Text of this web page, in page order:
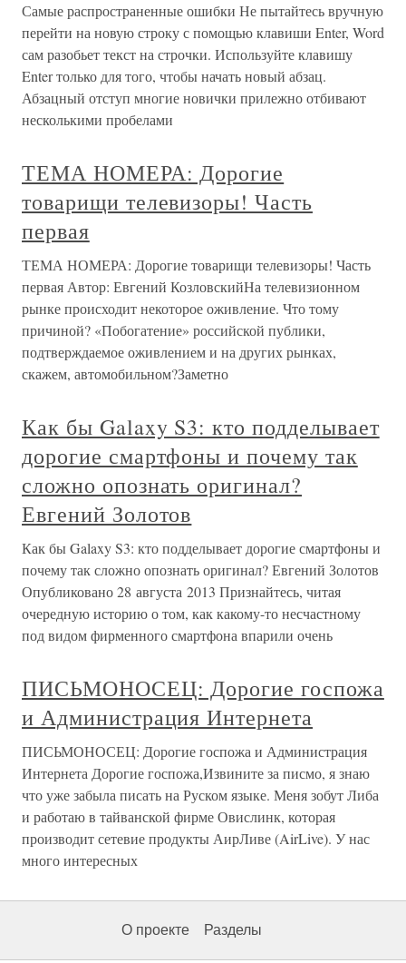
Самые распространенные ошибки Не пытайтесь вручную
перейти на новую строку с помощью клавиши Enter, Word
сам разобьет текст на строчки. Используйте клавишу
Enter только для того, чтобы начать новый абзац.
Абзацный отступ многие новички прилежно отбивают
несколькими пробелами
ТЕМА НОМЕРА: Дорогие
товарищи телевизоры! Часть
первая
ТЕМА НОМЕРА: Дорогие товарищи телевизоры! Часть
первая Автор: Евгений КозловскийНа телевизионном
рынке происходит некоторое оживление. Что тому
причиной? «Побогатение» российской публики,
подтверждаемое оживлением и на других рынках,
скажем, автомобильном?Заметно
Как бы Galaxy S3: кто подделывает
дорогие смартфоны и почему так
сложно опознать оригинал?
Евгений Золотов
Как бы Galaxy S3: кто подделывает дорогие смартфоны и
почему так сложно опознать оригинал? Евгений Золотов
Опубликовано 28 августа 2013 Признайтесь, читая
очередную историю о том, как какому-то несчастному
под видом фирменного смартфона впарили очень
ПИСЬМОНОСЕЦ: Дорогие госпожа
и Администрация Интернета
ПИСЬМОНОСЕЦ: Дорогие госпожа и Администрация
Интернета Дорогие госпожа,Извините за писмо, я знаю
что уже забыла писать на Руском языке. Меня зобут Либа
и работаю в тайванской фирме Овислинк, которая
производит сетевие продукты АирЛиве (AirLive). У нас
много интересных
О проекте Разделы